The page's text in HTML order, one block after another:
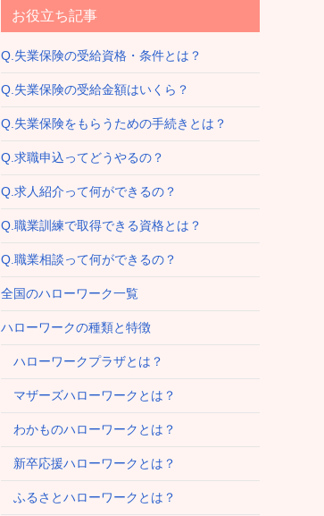
お役立ち記事
Q.失業保険の受給資格・条件とは？
Q.失業保険の受給金額はいくら？
Q.失業保険をもらうための手続きとは？
Q.求職申込ってどうやるの？
Q.求人紹介って何ができるの？
Q.職業訓練で取得できる資格とは？
Q.職業相談って何ができるの？
全国のハローワーク一覧
ハローワークの種類と特徴
ハローワークプラザとは？
マザーズハローワークとは？
わかものハローワークとは？
新卒応援ハローワークとは？
ふるさとハローワークとは？